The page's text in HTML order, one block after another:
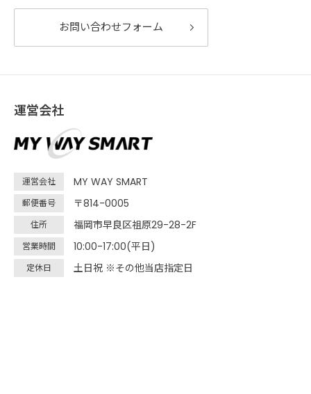
お問い合わせフォーム
運営会社
運営会社 MY WAY SMART
郵便番号 〒814-0005
住所 福岡市早良区祖原29-28-2F
営業時間 10:00-17:00(平日)
定休日 土日祝 ※その他当店指定日